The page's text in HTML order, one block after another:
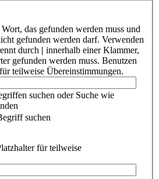
das gefunden werden muss und
gefunden werden darf. Verwenden
durch | innerhalb einer Klammer,
gefunden werden muss. Benutzen
teilweise Übereinstimmungen.
suchen oder Suche wie
suchen
für teilweise